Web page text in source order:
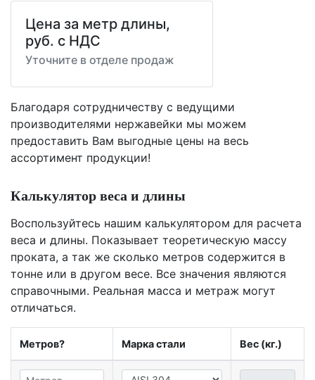
Цена за метр длины,
руб. с НДС
Уточните в отделе продаж
Благодаря сотрудничеству с ведущими
производителями нержавейки мы можем
предоставить Вам выгодные цены на весь
ассортимент продукции!
Калькулятор веса и длины
Воспользуйтесь нашим калькулятором для расчета
веса и длины. Показывает теоретическую массу
проката, а так же сколько метров содержится в
тонне или в другом весе. Все значения являются
справочными. Реальная масса и метраж могут
отличаться.
Метров? Марка стали Вес (кг.)